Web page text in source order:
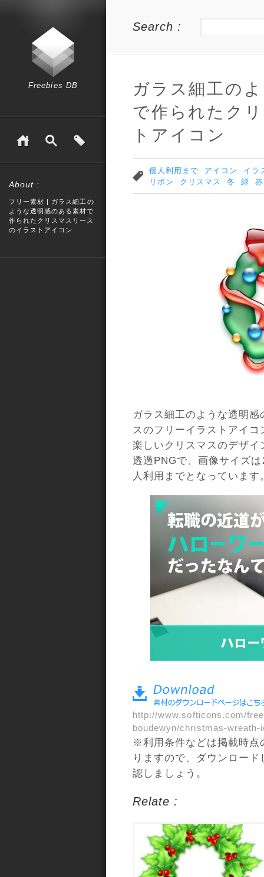
Freebies DB
About :
フリー素材 | ガラス細工の
ような透明感のある素材で
作られたクリスマスリース
のイラストアイコン
Search :
ガラス細工の
で作られたク
トアイコン
個人利用まで アイコン
イラ
リボン
クリスマス 冬 緑 赤
ガラス細工のような透明
スのフリーイラストアイ
楽しいクリスマスのデザ
透過PNGで、画像サイズ
人利用までとなっています
http://www.softicons.com/
boudewyn/christmas-wreath-
※利用条件などは掲載時点
りますので、ダウンロー
認しましょう。
Relate :